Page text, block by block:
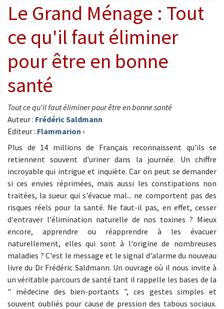
Le Grand Ménage : Tout
ce qu'il faut éliminer
pour être en bonne
santé
Tout ce qu'il faut éliminer pour être en bonne santé
Auteur : Frédéric Saldmann
Editeur : Flammarion ›
Plus de 14 millions de Français reconnaissent qu'ils se
retiennent souvent d'uriner dans la journée. Un chiffre
incroyable qui intrigue et inquiète. Car on peut se demander
si ces envies réprimées, mais aussi les constipations non
traitées, la sueur qui s'évacue mal... ne comportent pas des
risques réels pour la santé. Ne faut-il pas, en effet, cesser
d'entraver l'élimination naturelle de nos toxines ? Mieux
encore, apprendre ou réapprendre à les évacuer
naturellement, elles qui sont à l'origine de nombreuses
maladies ? C'est le message et le signal d'alarme du nouveau
livre du Dr Frédéric Saldmann. Un ouvrage où il nous invite à
un véritable parcours de santé tant il rappelle les bases de la
" médecine des bien-portants ", ces gestes simples et
souvent oubliés pour cause de pression des tabous sociaux.